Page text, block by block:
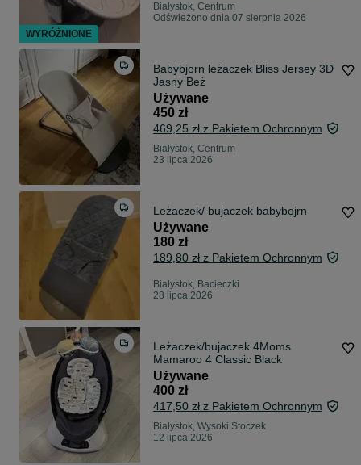
Białystok, Centrum
Odświeżono dnia 07 sierpnia 2026
Babybjorn leżaczek Bliss Jersey 3D
Jasny Beż
Używane
450 zł
469,25 zł z Pakietem Ochronnym
Białystok, Centrum
23 lipca 2026
Leżaczek/ bujaczek babybojrn
Używane
180 zł
189,80 zł z Pakietem Ochronnym
Białystok, Bacieczki
28 lipca 2026
Leżaczek/bujaczek 4Moms
Mamaroo 4 Classic Black
Używane
400 zł
417,50 zł z Pakietem Ochronnym
Białystok, Wysoki Stoczek
12 lipca 2026
WYRÓŻNIONE